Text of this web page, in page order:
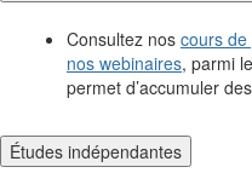
Consultez nos cours
nos webinaires, parmi
permet d’accumuler
Études indépendantes